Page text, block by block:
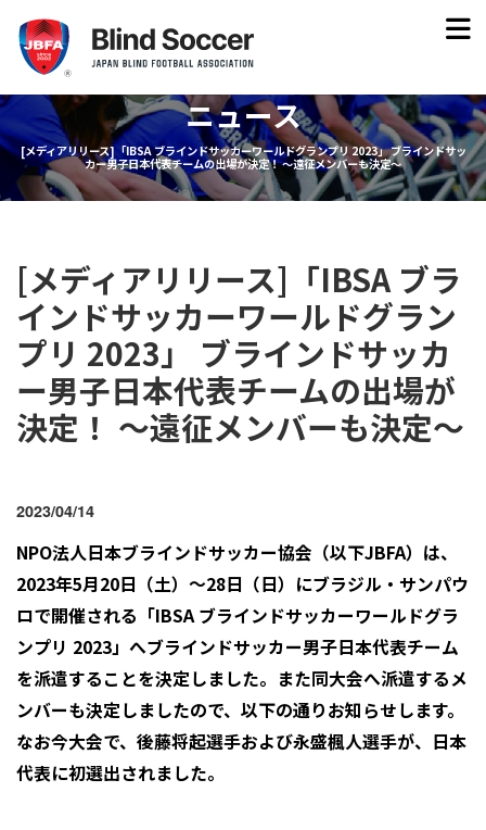
ニュース
[メディアリリース]「IBSA ブラインドサッカーワールドグランプリ 2023」 ブラインドサッ
カー男子日本代表チームの出場が決定！ 〜遠征メンバーも決定〜
[メディアリリース]「IBSA ブラ
インドサッカーワールドグラン
プリ 2023」 ブラインドサッカ
ー男子日本代表チームの出場が
決定！ 〜遠征メンバーも決定〜
2023/04/14
NPO法人日本ブラインドサッカー協会（以下JBFA）は、
2023年5月20日（土）〜28日（日）にブラジル・サンパウ
ロで開催される「IBSA ブラインドサッカーワールドグラ
ンプリ 2023」へブラインドサッカー男子日本代表チーム
を派遣することを決定しました。また同大会へ派遣するメ
ンバーも決定しましたので、以下の通りお知らせします。
なお今大会で、後藤将起選手および永盛楓人選手が、日本
代表に初選出されました。